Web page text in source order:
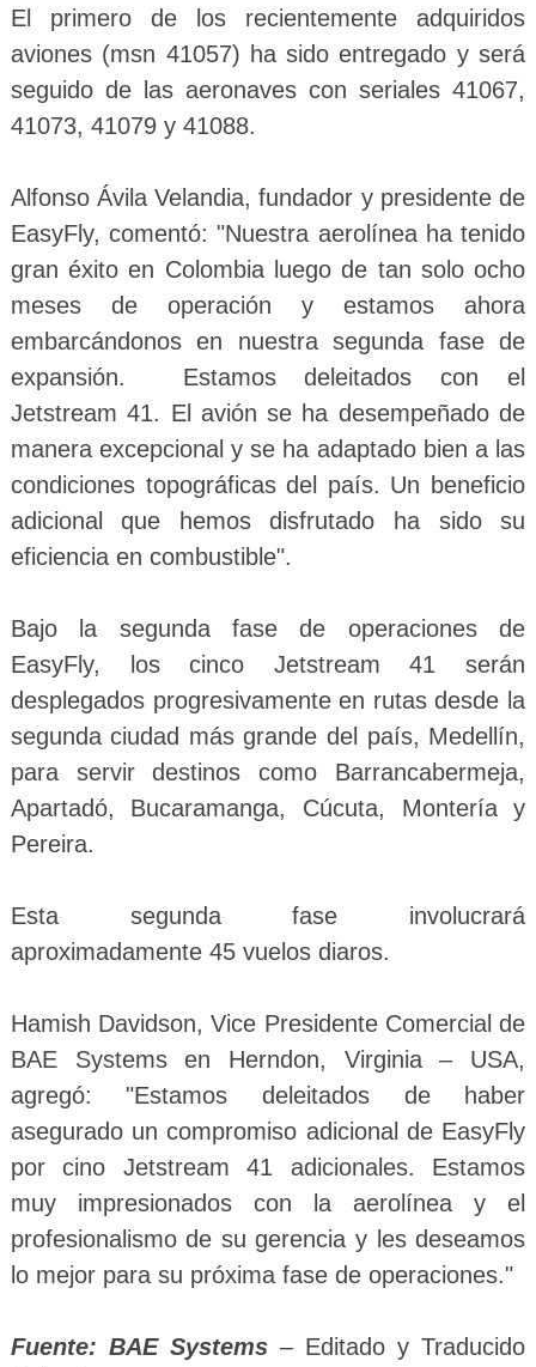
El primero de los recientemente adquiridos
aviones (msn 41057) ha sido entregado y será
seguido de las aeronaves con seriales 41067,
41073, 41079 y 41088.
Alfonso Ávila Velandia, fundador y presidente de
EasyFly, comentó: "Nuestra aerolínea ha tenido
gran éxito en Colombia luego de tan solo ocho
meses de operación y estamos ahora
embarcándonos en nuestra segunda fase de
expansión. Estamos deleitados con el
Jetstream 41. El avión se ha desempeñado de
manera excepcional y se ha adaptado bien a las
condiciones topográficas del país. Un beneficio
adicional que hemos disfrutado ha sido su
eficiencia en combustible".
Bajo la segunda fase de operaciones de
EasyFly, los cinco Jetstream 41 serán
desplegados progresivamente en rutas desde la
segunda ciudad más grande del país, Medellín,
para servir destinos como Barrancabermeja,
Apartadó, Bucaramanga, Cúcuta, Montería y
Pereira.
Esta segunda fase involucrará
aproximadamente 45 vuelos diaros.
Hamish Davidson, Vice Presidente Comercial de
BAE Systems en Herndon, Virginia – USA,
agregó: "Estamos deleitados de haber
asegurado un compromiso adicional de EasyFly
por cino Jetstream 41 adicionales. Estamos
muy impresionados con la aerolínea y el
profesionalismo de su gerencia y les deseamos
lo mejor para su próxima fase de operaciones."
Fuente: BAE Systems– Editado y Traducido